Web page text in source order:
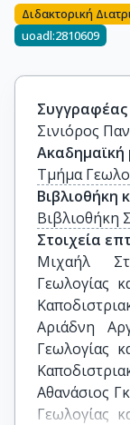
Διδακτορική
uoadl:2810609
Συγγραφέας
Σινιόρος
Τμήμα
Βιβλιοθήκη
Βιβλιοθήκη
Στοιχεία
Μιχαήλ
Γεωλογίας
Αριάδνη
Γεωλογίας
Αθανάσιος
Γεωλογίας